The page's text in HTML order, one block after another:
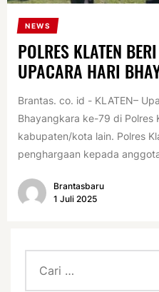
NEWS
POLRES KLATEN
UPACARA HARI
Brantas. co. id - KLATEN–
Bhayangkara ke-79 di
kabupaten/kota lain. Polres
penghargaan kepada
Brantasbaru
1 Juli 2025
untuk: